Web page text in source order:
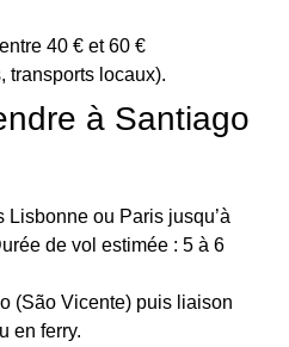
entre 40 € et 60 €
transports locaux).
à Santiago
Lisbonne ou Paris jusqu’à
de vol estimée : 5 à 6
(São Vicente) puis liaison
en ferry.